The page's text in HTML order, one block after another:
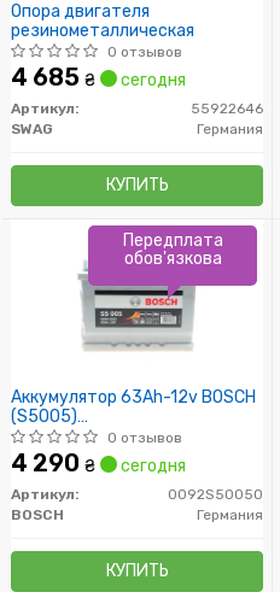
Опора двигателя
резинометаллическая
0 отзывов
4 685 ₴ сегодня
Артикул:
55922646
SWAG
Германия
КУПИТЬ
Аккумулятор 63Ah-12v BOSCH
(S5005)
(242x175x190),R,EN610
0 отзывов
4 290 ₴ сегодня
Артикул:
0092S50050
BOSCH
Германия
КУПИТЬ
Передплата
обов'язкова